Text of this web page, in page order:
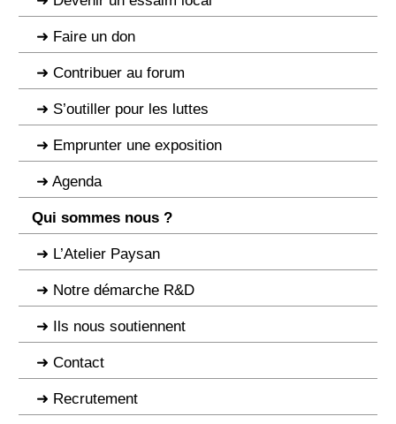
Faire un don
Contribuer au forum
S’outiller pour les luttes
Emprunter une exposition
Agenda
Qui sommes nous ?
L’Atelier Paysan
Notre démarche R&D
Ils nous soutiennent
Contact
Recrutement